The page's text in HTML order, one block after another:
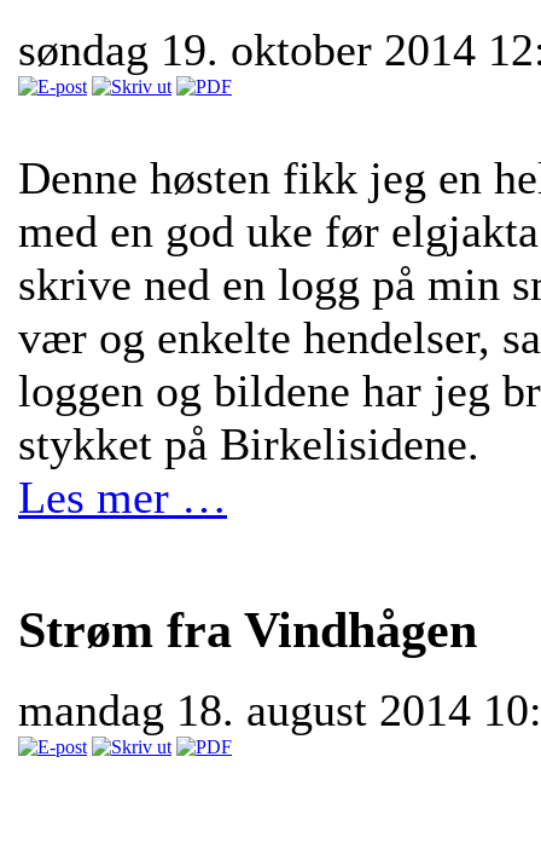
søndag 19. oktober 2014
Denne høsten fikk jeg en
med en god uke før
skrive ned en logg på min
vær og enkelte hendelser,
loggen og bildene har jeg
stykket på Birkelisidene.
Les mer …
Strøm fra Vindhågen
mandag 18. august 2014